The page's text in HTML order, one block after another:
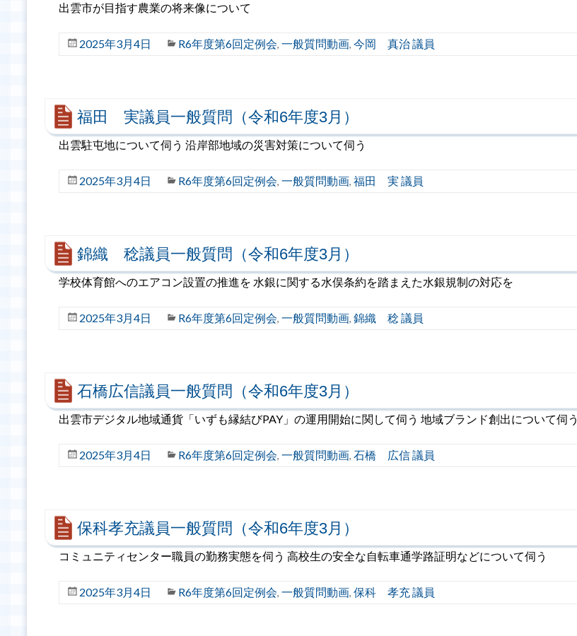
出雲市が目指す農業の将来像について
2025年3月4日 R6年度第6回定例会, 一般質問動画, 今岡 真治 議員
福田 実議員一般質問（令和6年度3月）
出雲駐屯地について伺う 沿岸部地域の災害対策について伺う
2025年3月4日 R6年度第6回定例会, 一般質問動画, 福田 実 議員
錦織 稔議員一般質問（令和6年度3月）
学校体育館へのエアコン設置の推進を 水銀に関する水俣条約を踏まえた水銀規制の対応を
2025年3月4日 R6年度第6回定例会, 一般質問動画, 錦織 稔 議員
石橋広信議員一般質問（令和6年度3月）
出雲市デジタル地域通貨「いずも縁結びPAY」の運用開始に関して伺う 地域ブランド創出について伺う
2025年3月4日 R6年度第6回定例会, 一般質問動画, 石橋 広信 議員
保科孝充議員一般質問（令和6年度3月）
コミュニティセンター職員の勤務実態を伺う 高校生の安全な自転車通学路証明などについて伺う
2025年3月4日 R6年度第6回定例会, 一般質問動画, 保科 孝充 議員